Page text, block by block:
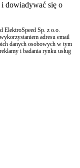
dowiadywać się o
ElektroSpeed Sp. z o.o.
adresu email
danych osobowych w tym
i badania rynku usług